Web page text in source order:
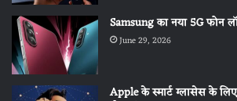
Samsung का नया 5G फोन
June 29, 2026
Apple के स्मार्ट ग्लासेस के